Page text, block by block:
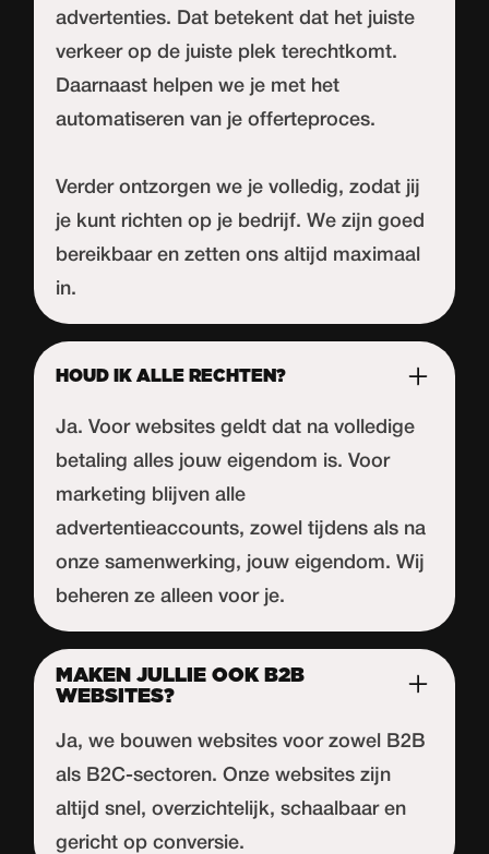
advertenties. Dat betekent dat het juiste
verkeer op de juiste plek terechtkomt.
Daarnaast helpen we je met het
automatiseren van je offerteproces.
Verder ontzorgen we je volledig, zodat jij
je kunt richten op je bedrijf. We zijn goed
bereikbaar en zetten ons altijd maximaal
in.
HOUD IK ALLE RECHTEN?
Ja. Voor websites geldt dat na volledige
betaling alles jouw eigendom is. Voor
marketing blijven alle
advertentieaccounts, zowel tijdens als na
onze samenwerking, jouw eigendom. Wij
beheren ze alleen voor je.
MAKEN JULLIE OOK B2B
WEBSITES?
Ja, we bouwen websites voor zowel B2B
als B2C-sectoren. Onze websites zijn
altijd snel, overzichtelijk, schaalbaar en
gericht op conversie.